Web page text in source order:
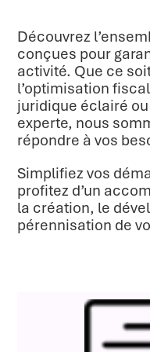
Découvrez
conçues pour
activité. Que ce
l’optimisation
juridique éclairé
experte, nous
répondre à vos
Simplifiez vos
profitez d’un
la création, le
pérennisation de